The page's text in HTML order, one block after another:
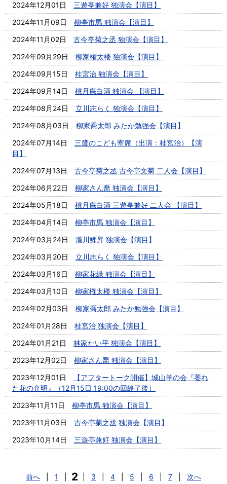
2024年12月01日
三遊亭兼好 独演会【演目】
2024年11月09日
柳亭市馬 独演会【演目】
2024年11月02日
古今亭菊之丞 独演会【演目】
2024年09月29日
柳家権太楼 独演会【演目】
2024年09月15日
桂宮治 独演会【演目】
2024年09月14日
桃月庵白酒 独演会 【演目】
2024年08月24日
立川志らく 独演会【演目】
2024年08月03日
柳家喬太郎 みたか勉強会【演目】
2024年07月14日
三鷹のこども寄席（出演：桂宮治）【演
目】
2024年07月13日
古今亭菊之丞 古今亭文菊 二人会【演目】
2024年06月22日
柳家さん喬 独演会【演目】
2024年05月18日
桃月庵白酒 三遊亭兼好 二人会 【演目】
2024年04月14日
柳亭市馬 独演会【演目】
2024年03月24日
瀧川鯉昇 独演会【演目】
2024年03月20日
立川志らく 独演会【演目】
2024年03月16日
柳家花緑 独演会【演目】
2024年03月10日
柳家権太楼 独演会【演目】
2024年02月03日
柳家喬太郎 みたか勉強会【演目】
2024年01月28日
桂宮治 独演会【演目】
2024年01月21日
林家たい平 独演会【演目】
2023年12月02日
柳家さん喬 独演会【演目】
2023年12月01日
【アフタートーク開催】城山羊の会『萎れ
た花の弁明』（12月15日 19:00の回終了後）
2023年11月11日
柳亭市馬 独演会【演目】
2023年11月03日
古今亭菊之丞 独演会【演目】
2023年10月14日
三遊亭兼好 独演会【演目】
前へ 1 2 3 4 5 6 7 次へ